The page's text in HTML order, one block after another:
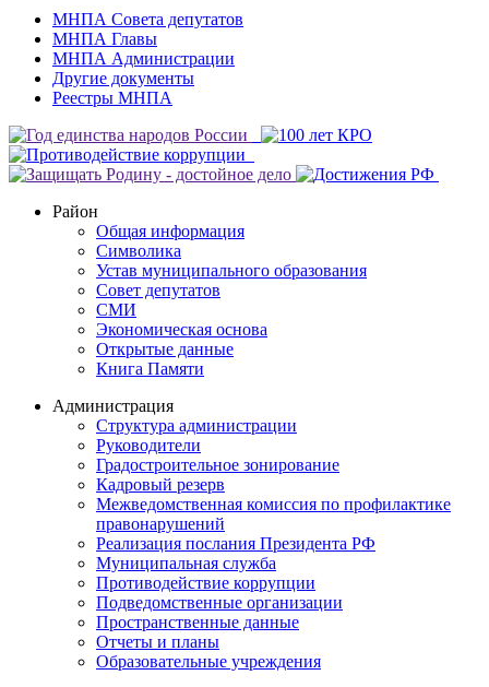
МНПА Совета депутатов
МНПА Главы
МНПА Администрации
Другие документы
Реестры МНПА
Район
Общая информация
Символика
Устав муниципального образования
Совет депутатов
СМИ
Экономическая основа
Открытые данные
Книга Памяти
Администрация
Структура администрации
Руководители
Градостроительное зонирование
Кадровый резерв
Межведомственная комиссия по профилактике
правонарушений
Реализация послания Президента РФ
Муниципальная служба
Противодействие коррупции
Подведомственные организации
Пространственные данные
Отчеты и планы
Образовательные учреждения